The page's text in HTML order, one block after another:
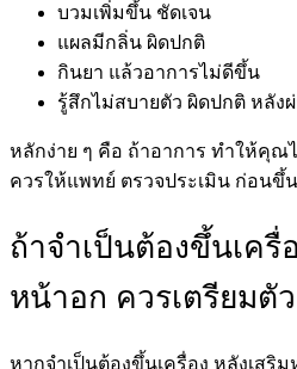
บวมเพิ่มขึ้น ชัดเจน
แผลมีกลิ่น ผิดปกติ
กินยา แล้วอาการไม่ดีขึ้น
รู้สึกไม่สบายตัว ผิดปกติ หลัง
หลักง่าย ๆ คือ ถ้าอาการ ทำให้คุณ
ควรให้แพทย์ ตรวจประเมิน ก่อนขึ้น
ถ้าจำเป็นต้องขึ้นเครื่
หน้าอก ควรเตรียมตั
หากจำเป็นต้องขึ้นเครื่อง หลังเสริ